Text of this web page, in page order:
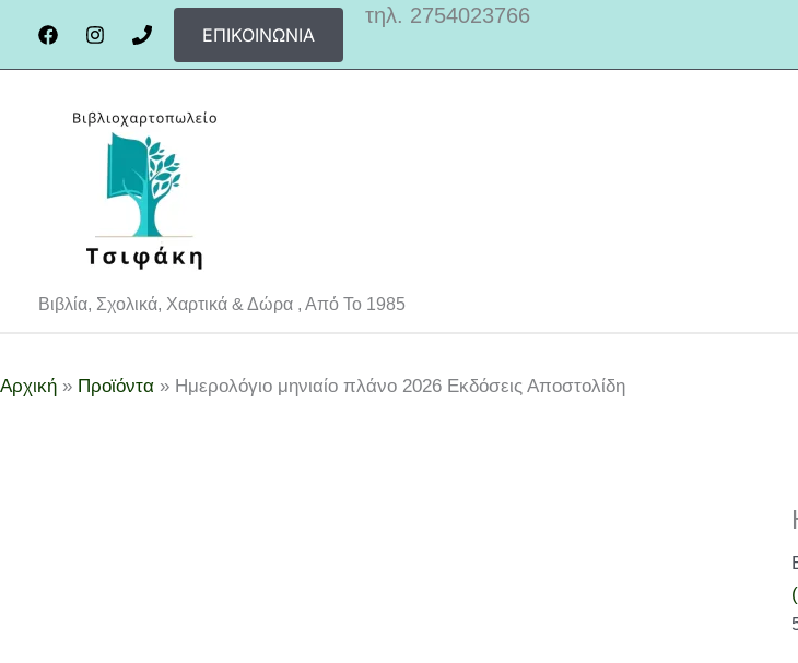
περιεχόμενο
ΕΠΙΚΟΙΝΩΝΊΑ
τηλ. 2754023766
Βιβλία, Σχολικά, Χαρτικά & Δώρα , Από Το 1985
Αρχική Προϊόντα Ημερολόγιο μηνιαίο πλάνο 2026 Εκδόσεις Αποστολίδη
(